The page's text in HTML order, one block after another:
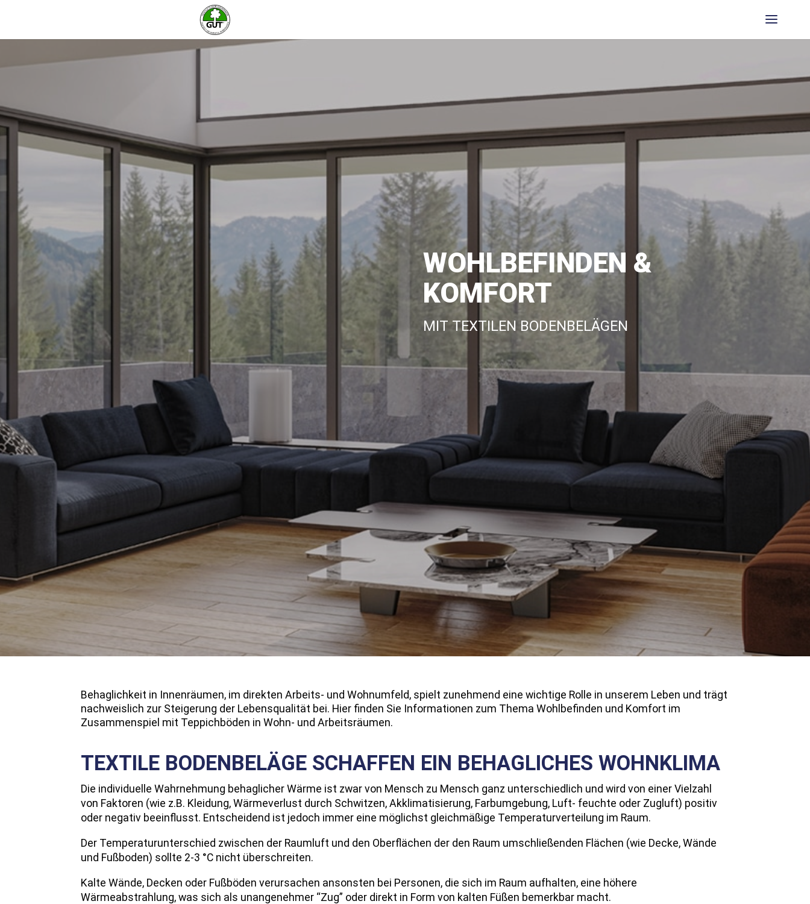
WOHLBEFINDEN &
KOMFORT
MIT TEXTILEN BODENBELÄGEN
Behaglichkeit in Innenräumen, im direkten Arbeits- und Wohnumfeld, spielt zunehmend eine wichtige Rolle in unserem Leben und trägt
nachweislich zur Steigerung der Lebensqualität bei. Hier finden Sie Informationen zum Thema Wohlbefinden und Komfort im
Zusammenspiel mit Teppichböden in Wohn- und Arbeitsräumen.
TEXTILE BODENBELÄGE SCHAFFEN EIN BEHAGLICHES WOHNKLIMA
Die individuelle Wahrnehmung behaglicher Wärme ist zwar von Mensch zu Mensch ganz unterschiedlich und wird von einer Vielzahl
von Faktoren (wie z.B. Kleidung, Wärmeverlust durch Schwitzen, Akklimatisierung, Farbumgebung, Luft- feuchte oder Zugluft) positiv
oder negativ beeinflusst. Entscheidend ist jedoch immer eine möglichst gleichmäßige Temperaturverteilung im Raum.
Der Temperaturunterschied zwischen der Raumluft und den Oberflächen der den Raum umschließenden Flächen (wie Decke, Wände
und Fußboden) sollte 2-3 °C nicht überschreiten.
Kalte Wände, Decken oder Fußböden verursachen ansonsten bei Personen, die sich im Raum aufhalten, eine höhere
Wärmeabstrahlung, was sich als unangenehmer “Zug” oder direkt in Form von kalten Füßen bemerkbar macht.